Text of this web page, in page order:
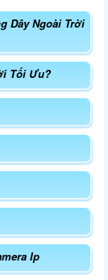
Dây Ngoài Trời
Tối Ưu?
Ip